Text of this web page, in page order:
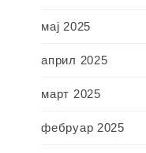
мај 2025
април 2025
март 2025
фебруар 2025